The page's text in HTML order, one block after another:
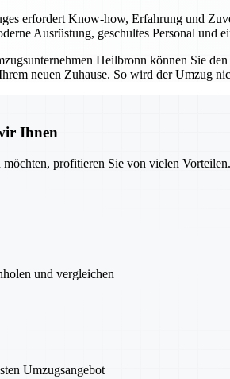
erfordert Know-how, Erfahrung und
Ausrüstung, geschultes Personal und
Heilbronn können Sie
neuen Zuhause. So wird der Umzug
Ihnen
profitieren Sie von vielen
und vergleichen
Umzugsangebot